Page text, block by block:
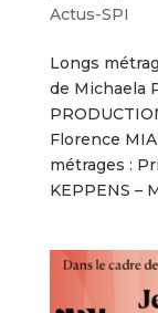
Actus-SPI
Longs
de Michaela
Florence
métrages :
KEPPENS –